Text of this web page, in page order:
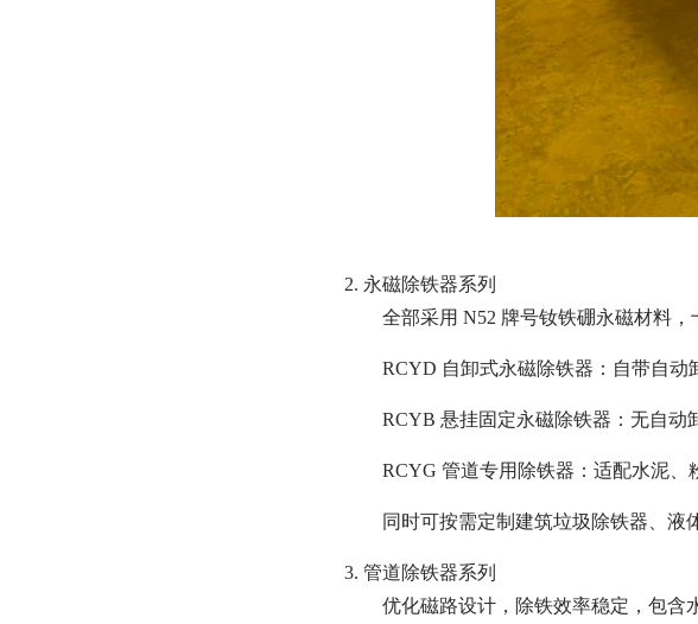
2. 永磁除铁器系列
全部采用 N52 牌号钕铁硼永磁材料
RCYD 自卸式永磁除铁器：自带自动
RCYB 悬挂固定永磁除铁器：无自动
RCYG 管道专用除铁器：适配水泥、
同时可按需定制建筑垃圾除铁器、液
3. 管道除铁器系列
优化磁路设计，除铁效率稳定，包含